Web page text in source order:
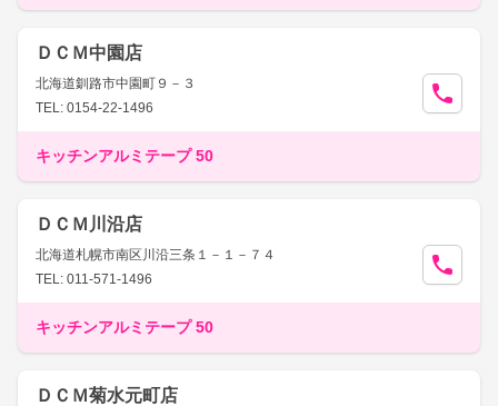
ＤＣＭ中園店
北海道釧路市中園町９－３
TEL: 0154-22-1496
キッチンアルミテープ 50
ＤＣＭ川沿店
北海道札幌市南区川沿三条１－１－７４
TEL: 011-571-1496
キッチンアルミテープ 50
ＤＣＭ菊水元町店